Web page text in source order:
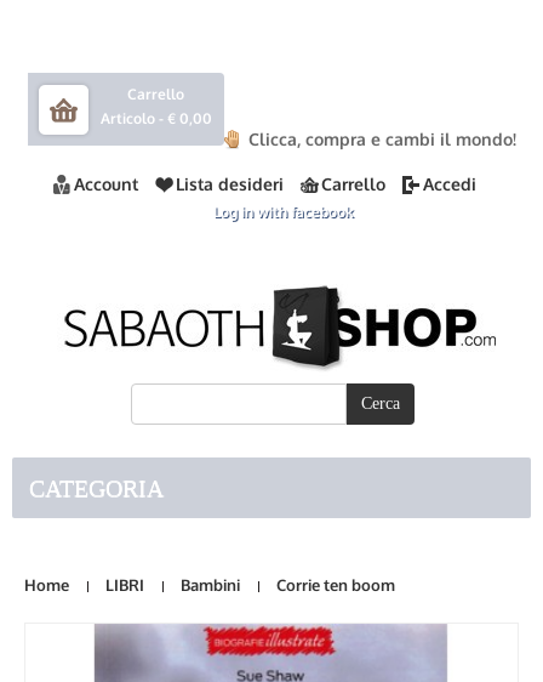
Carrello
Articolo - € 0,00
Clicca, compra e cambi il mondo!
Account Lista desideri Carrello Accedi
Log in with facebook
CATEGORIA
Home LIBRI Bambini Corrie ten boom